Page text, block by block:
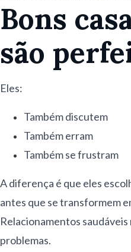
Bons
são
Eles:
Também discutem
Também erram
Também se frustram
A diferença é que eles
antes que se transformem
Relacionamentos saudáveis
problemas.